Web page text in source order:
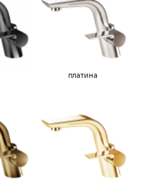
платина